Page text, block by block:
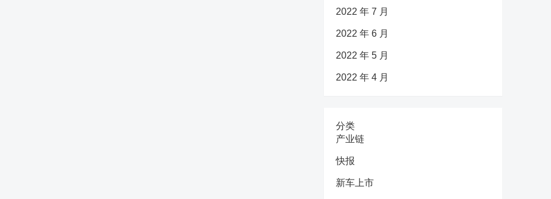
2022 年 7 月
2022 年 6 月
2022 年 5 月
2022 年 4 月
分类
产业链
快报
新车上市